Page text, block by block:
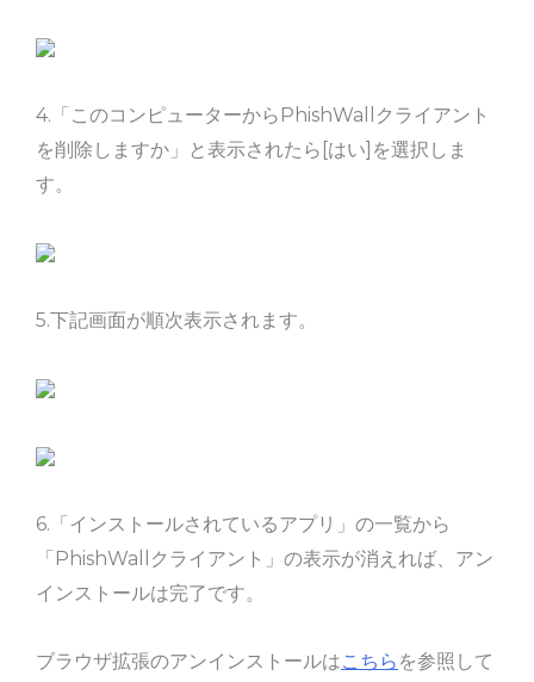
4.「このコンピューターからPhishWallクライアント
を削除しますか」と表示されたら[はい]を選択しま
す。
5.下記画面が順次表示されます。
6.「インストールされているアプリ」の一覧から
「PhishWallクライアント」の表示が消えれば、アン
インストールは完了です。
ブラウザ拡張のアンインストールはこちら を参照して